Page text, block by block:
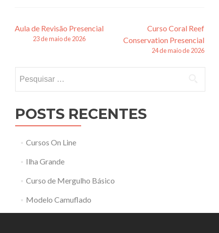
Navegação
posts
Aula de Revisão Presencial
23 de maio de 2026
Curso Coral Reef
Conservation Presencial
24 de maio de 2026
por:
POSTS RECENTES
Cursos On Line
Ilha Grande
Curso de Mergulho Básico
Modelo Camuflado